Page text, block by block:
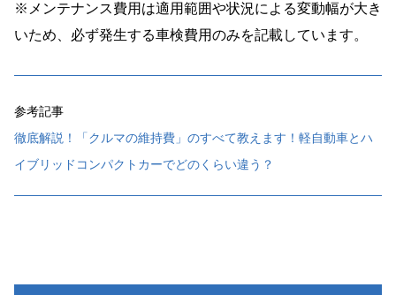
※メンテナンス費用は適用範囲や状況による変動幅が大き
いため、必ず発生する車検費用のみを記載しています。
参考記事
徹底解説！「クルマの維持費」のすべて教えます！軽自動車とハ
イブリッドコンパクトカーでどのくらい違う？